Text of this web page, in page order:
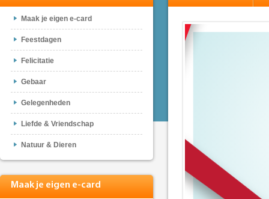
Maak je eigen e-card
Feestdagen
Felicitatie
Gebaar
Gelegenheden
Liefde & Vriendschap
Natuur & Dieren
Maak je eigen e-card